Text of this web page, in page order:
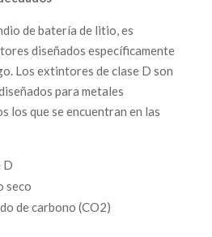
de batería de litio, es
diseñados específicamente
Los extintores de clase D son
para metales
los que se encuentran en las
D
seco
de carbono (CO2)